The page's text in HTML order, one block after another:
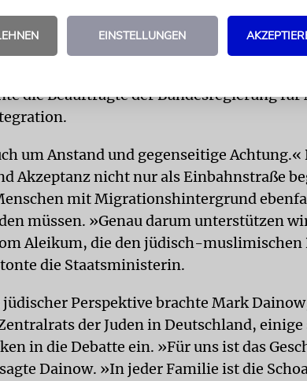
Wort. »Verpflichtung der Politik ist es, sich
der Rechtspopulisten zur Wehr zu
die Beauftragte der Bundesregierung
um Anstand und gegenseitige Achtung.«
Akzeptanz nicht nur als Einbahnstraße
mit Migrationshintergrund
müssen. »Genau darum unterstützen
Aleikum, die den jüdisch-muslimischen
die Staatsministerin.
jüdischer Perspektive brachte Mark
der Juden in Deutschland, einige
in die Debatte ein. »Für uns ist das
Dainow. »In jeder Familie ist die
EINSTELLUNGEN